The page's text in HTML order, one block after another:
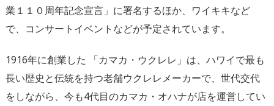
業１１０周年記念宣言」に署名するほか、ワイキキなど
で、コンサートイベントなどが予定されています。
1916年に創業した 「カマカ・ウクレレ」は、ハワイで最も
長い歴史と伝統を持つ老舗ウクレレメーカーで、世代交代
をしながら、今も4代目のカマカ・オハナが店を運営してい